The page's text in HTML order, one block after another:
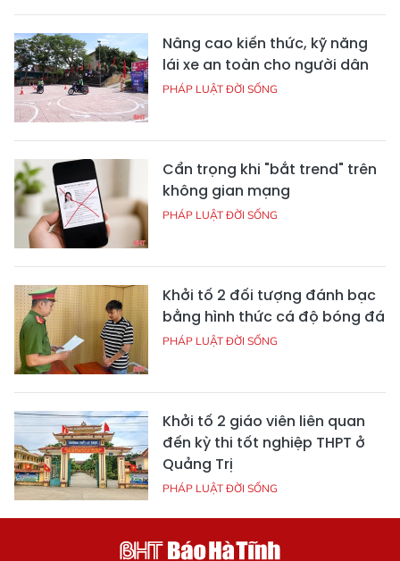
Nâng cao kiến thức, kỹ năng
lái xe an toàn cho người dân
PHÁP LUẬT ĐỜI SỐNG
Cẩn trọng khi "bắt trend" trên
không gian mạng
PHÁP LUẬT ĐỜI SỐNG
Khởi tố 2 đối tượng đánh bạc
bằng hình thức cá độ bóng đá
PHÁP LUẬT ĐỜI SỐNG
Khởi tố 2 giáo viên liên quan
đến kỳ thi tốt nghiệp THPT ở
Quảng Trị
PHÁP LUẬT ĐỜI SỐNG